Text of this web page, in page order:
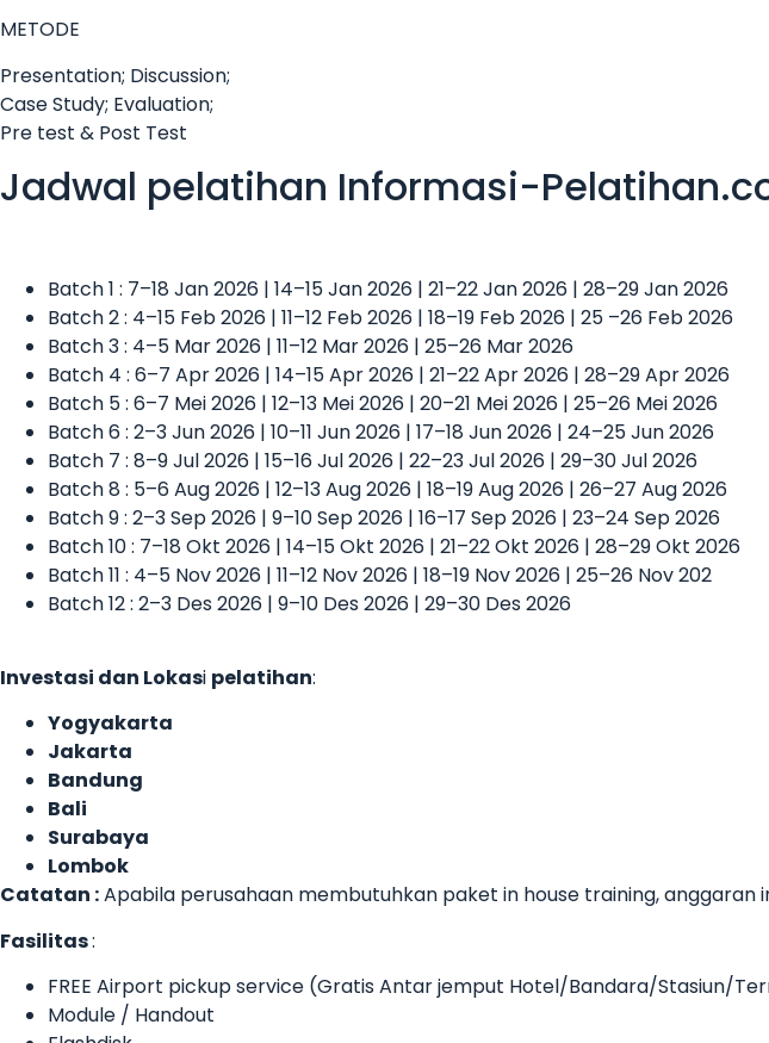
METODE
Presentation; Discussion;
Case Study; Evaluation;
Pre test & Post Test
Jadwal pelatihan Informasi-
Batch 1 : 7–18 Jan 2026 | 14–15 Jan 2026 | 21–22 Jan 2026 | 28–29 Jan 2026
Batch 2 : 4–15 Feb 2026 | 11–12 Feb 2026 | 18–19 Feb 2026 | 25 –26 Feb 2026
Batch 3 : 4–5 Mar 2026 | 11–12 Mar 2026 | 25–26 Mar 2026
Batch 4 : 6–7 Apr 2026 | 14–15 Apr 2026 | 21–22 Apr 2026 | 28–29 Apr 2026
Batch 5 : 6–7 Mei 2026 | 12–13 Mei 2026 | 20–21 Mei 2026 | 25–26 Mei 2026
Batch 6 : 2–3 Jun 2026 | 10–11 Jun 2026 | 17–18 Jun 2026 | 24–25 Jun 2026
Batch 7 : 8–9 Jul 2026 | 15–16 Jul 2026 | 22–23 Jul 2026 | 29–30 Jul 2026
Batch 8 : 5–6 Aug 2026 | 12–13 Aug 2026 | 18–19 Aug 2026 | 26–27 Aug 2026
Batch 9 : 2–3 Sep 2026 | 9–10 Sep 2026 | 16–17 Sep 2026 | 23–24 Sep 2026
Batch 10 : 7–18 Okt 2026 | 14–15 Okt 2026 | 21–22 Okt 2026 | 28–29 Okt 2026
Batch 11 : 4–5 Nov 2026 | 11–12 Nov 2026 | 18–19 Nov 2026 | 25–26 Nov 202
Batch 12 : 2–3 Des 2026 | 9–10 Des 2026 | 29–30 Des 2026
Investasi dan Lokasi pelatihan:
Yogyakarta
Jakarta
Bandung
Bali
Surabaya
Lombok
Catatan :Apabila perusahaan membutuhkan paket in house training,
Fasilitas:
FREE Airport pickup service (Gratis Antar jemput Hotel/Bandara/Stasiun/
Module / Handout